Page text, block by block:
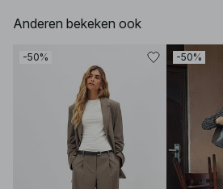
Anderen bekeken ook
-50% -50%